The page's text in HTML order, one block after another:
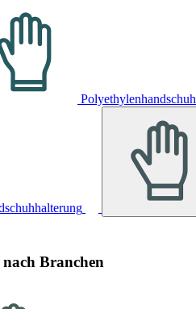
Polyethylenhandschuh
Branchen